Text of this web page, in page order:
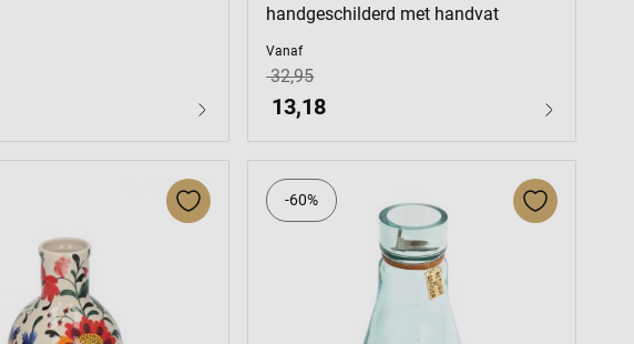
handgeschilderd met handvat
Vanaf
13,18
32,95
-60%